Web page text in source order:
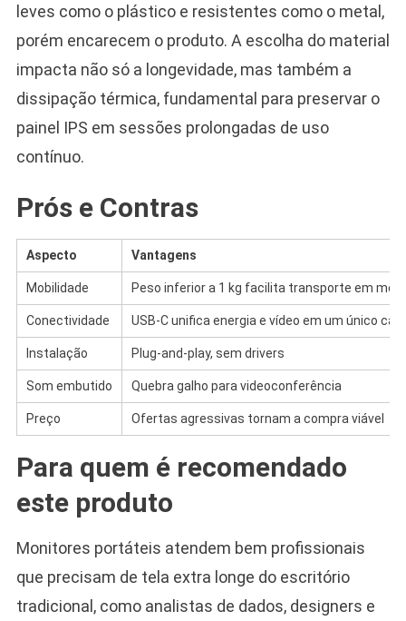
leves como o plástico e resistentes como o metal,
porém encarecem o produto. A escolha do material
impacta não só a longevidade, mas também a
dissipação térmica, fundamental para preservar o
painel IPS em sessões prolongadas de uso
contínuo.
Prós e Contras
Aspecto Vantagens
Mobilidade Peso inferior a 1 kg facilita transporte em
Conectividade USB-C unifica energia e vídeo em um único
Instalação Plug-and-play, sem drivers
Som embutido Quebra galho para videoconferência
Preço Ofertas agressivas tornam a compra viável
Para quem é recomendado
este produto
Monitores portáteis atendem bem profissionais
que precisam de tela extra longe do escritório
tradicional, como analistas de dados, designers e